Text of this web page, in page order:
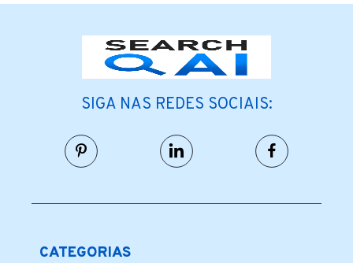
SIGA NAS REDES SOCIAIS:
CATEGORIAS